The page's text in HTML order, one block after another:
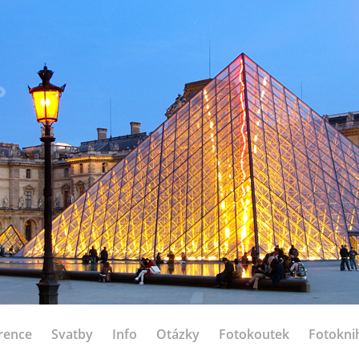
Svatby Info Otázky Fotokoutek